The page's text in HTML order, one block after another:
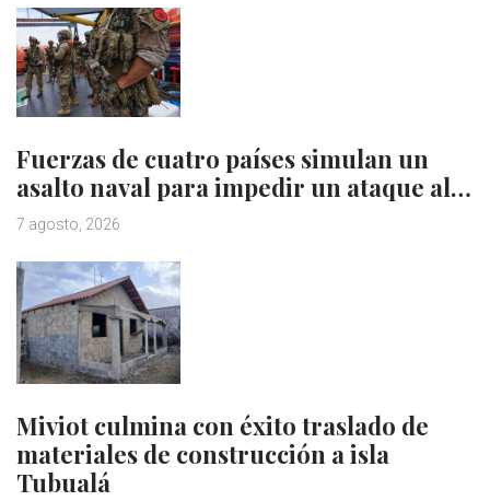
Fuerzas de cuatro países simulan un
asalto naval para impedir un ataque al…
7 agosto, 2026
Miviot culmina con éxito traslado de
materiales de construcción a isla
Tubualá